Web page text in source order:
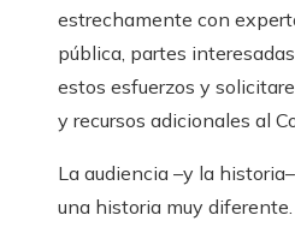
estrechamente con
pública, partes
estos esfuerzos y
y recursos adicionales al
La audiencia –y la
una historia muy